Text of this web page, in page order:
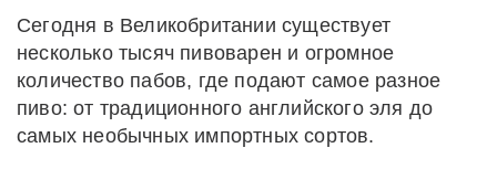
Сегодня в Великобритании существует
несколько тысяч пивоварен и огромное
количество пабов, где подают самое разное
пиво: от традиционного английского эля до
самых необычных импортных сортов.